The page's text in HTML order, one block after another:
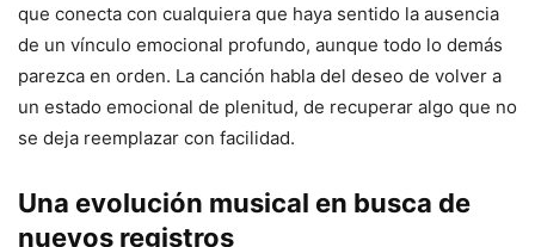
que conecta con cualquiera que haya sentido la ausencia
de un vínculo emocional profundo, aunque todo lo demás
parezca en orden. La canción habla del deseo de volver a
un estado emocional de plenitud, de recuperar algo que no
se deja reemplazar con facilidad.
Una evolución musical en busca de
nuevos registros